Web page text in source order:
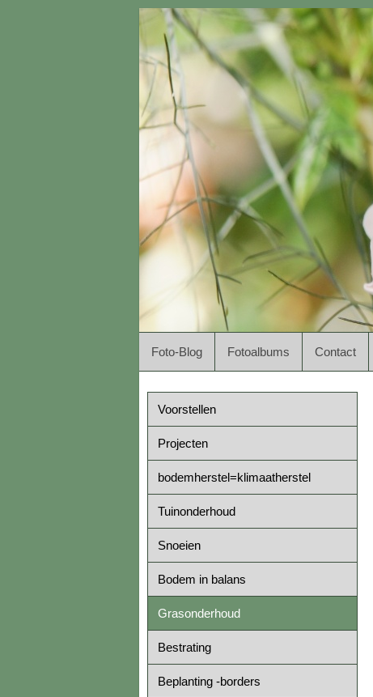
Foto-Blog Fotoalbums Contact
Voorstellen
Projecten
bodemherstel=klimaatherstel
Tuinonderhoud
Snoeien
Bodem in balans
Grasonderhoud
Bestrating
Beplanting -borders